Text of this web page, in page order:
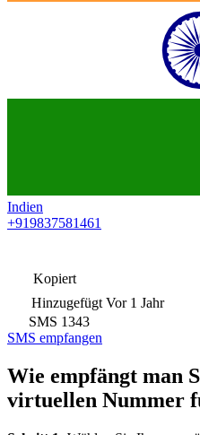
Indien
+919837581461
Kopiert
Hinzugefügt Vor 1 Jahr
SMS 1343
SMS empfangen
Wie empfängt man
virtuellen Nummer